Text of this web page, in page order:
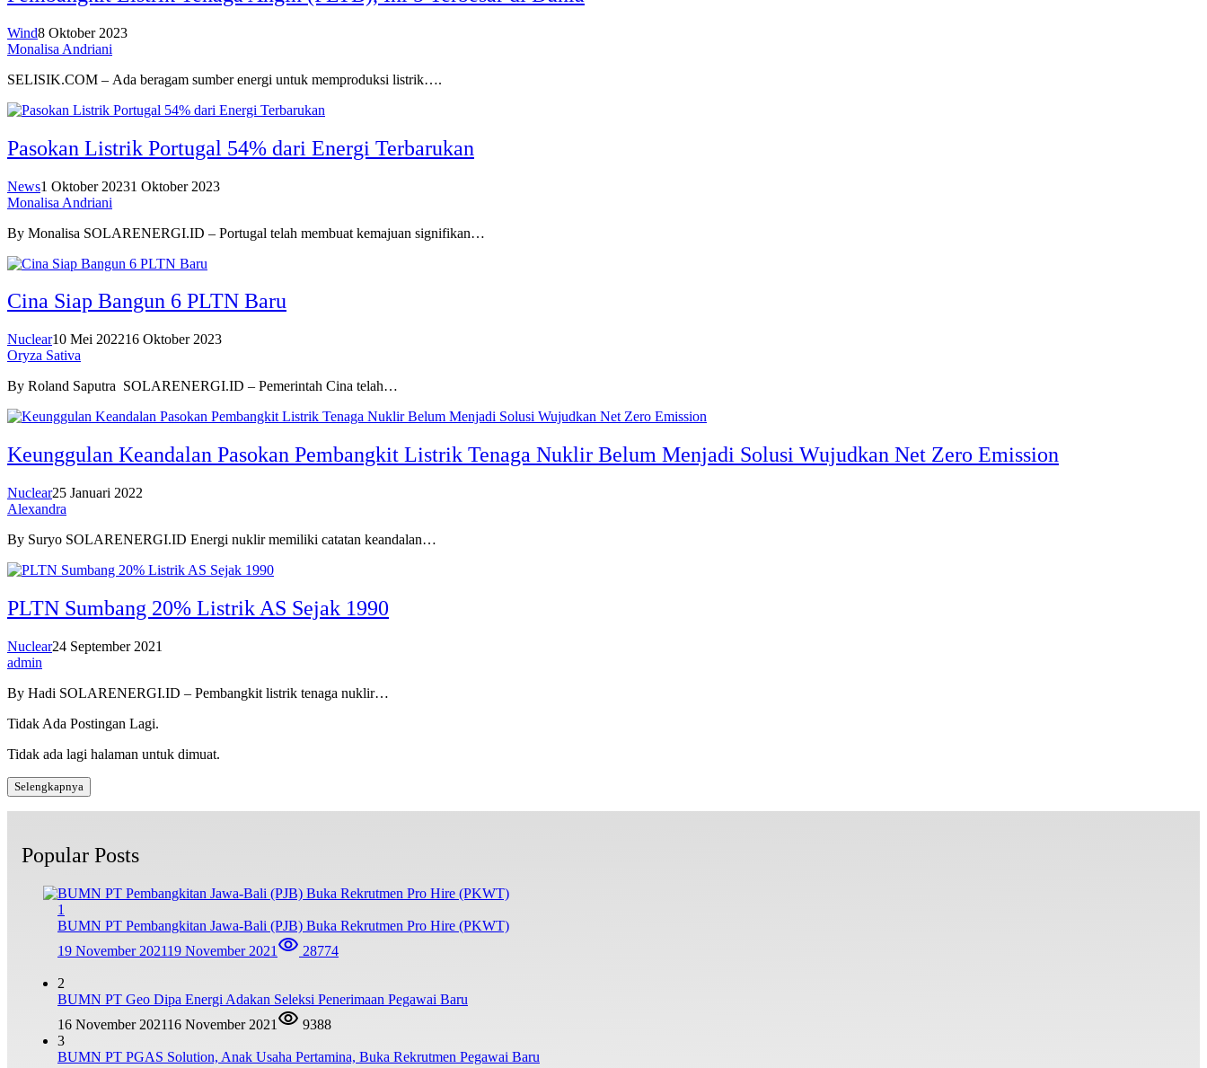
Wind8 Oktober 2023
Monalisa Andriani
SELISIK.COM – Ada beragam sumber energi untuk memproduksi listrik….
Pasokan Listrik Portugal 54% dari Energi Terbarukan
News1 Oktober 20231 Oktober 2023
Monalisa Andriani
By Monalisa SOLARENERGI.ID – Portugal telah membuat kemajuan signifikan…
Cina Siap Bangun 6 PLTN Baru
Nuclear10 Mei 202216 Oktober 2023
Oryza Sativa
By Roland Saputra SOLARENERGI.ID – Pemerintah Cina telah…
Keunggulan Keandalan Pasokan Pembangkit Listrik Tenaga Nuklir Belum Menjadi Solusi Wujudkan Net Zero Emission
Nuclear25 Januari 2022
Alexandra
By Suryo SOLARENERGI.ID Energi nuklir memiliki catatan keandalan…
PLTN Sumbang 20% Listrik AS Sejak 1990
Nuclear24 September 2021
admin
By Hadi SOLARENERGI.ID – Pembangkit listrik tenaga nuklir…
Tidak Ada Postingan Lagi.
Tidak ada lagi halaman untuk dimuat.
Selengkapnya
Popular Posts
1
BUMN PT Pembangkitan Jawa-Bali (PJB) Buka Rekrutmen Pro Hire (PKWT)
19 November 202119 November 2021 28774
2
BUMN PT Geo Dipa Energi Adakan Seleksi Penerimaan Pegawai Baru
16 November 202116 November 2021
9388
3
BUMN PT PGAS Solution, Anak Usaha Pertamina, Buka Rekrutmen Pegawai Baru